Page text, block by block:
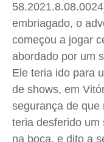
embriagado, o
começou a jogar
abordado por um
Ele teria ido para
de shows, em
segurança de que
teria desferido um
na boca, e dito a